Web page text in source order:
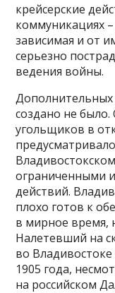
крейсерские
коммуникациях
зависимая и от
серьезно
ведения войны.
Дополнительных
создано не
угольщиков в
ограниченными
действий.
плохо готов к
в мирное время,
Налетевший на
во
1905 года,
на российском